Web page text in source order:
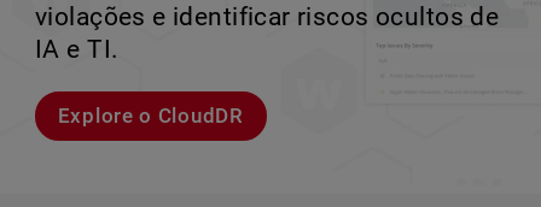
corporativos de alta velocidade.
Explorar modelos
violações e identificar riscos ocultos de
IA e TI.
Explore o CloudDR
perder o ritmo.
Conheça Rai
crescimento escalável.
Conheça o WatchGuard EDR